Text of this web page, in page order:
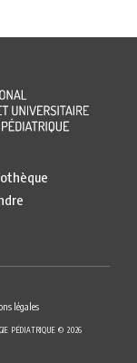
légales
PÉDIATRIQUE © 2026